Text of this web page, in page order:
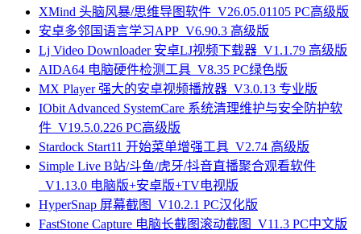
XMind 头脑风暴/思维导图软件_V26.05.01105 PC高级版
安卓多邻国语言学习APP_V6.90.3 高级版
Lj Video Downloader 安卓LJ视频下载器_V1.1.79 高级版
AIDA64 电脑硬件检测工具_V8.35 PC绿色版
MX Player 强大的安卓视频播放器_V3.0.13 专业版
IObit Advanced SystemCare 系统清理维护与安全防护软
件_V19.5.0.226 PC高级版
Stardock Start11 开始菜单增强工具_V2.74 高级版
Simple Live B站/斗鱼/虎牙/抖音直播聚合观看软件
_V1.13.0 电脑版+安卓版+TV电视版
HyperSnap 屏幕截图_V10.2.1 PC汉化版
FastStone Capture 电脑长截图滚动截图_V11.3 PC中文版